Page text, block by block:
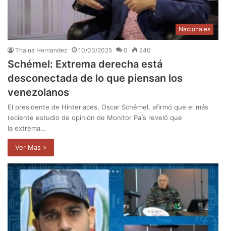
Nacionales
Thaina Hernandez 10/03/2025 0 240
Schémel: Extrema derecha está
desconectada de lo que piensan los
venezolanos
El presidente de Hinterlaces, Oscar Schémel, afirmó que el más
reciente estudio de opinión de Monitor País reveló que
la extrema…
Ver Mas »